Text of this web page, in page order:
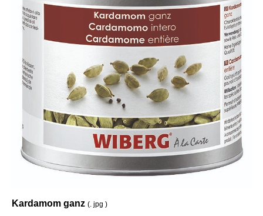
Kardamom ganz (. jpg )